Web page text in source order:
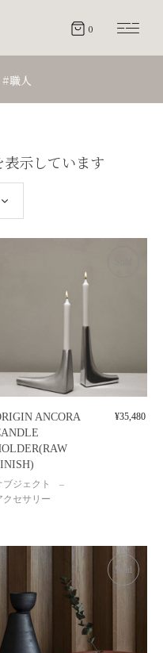
0
#職人
示しています
ANCORA
ブジェクト
クセサリー
¥35,480
Sold